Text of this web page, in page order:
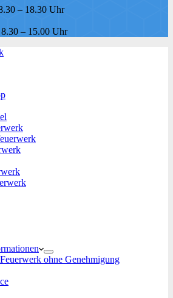
– 18.30 Uhr
– 15.00 Uhr
ohne Genehmigung